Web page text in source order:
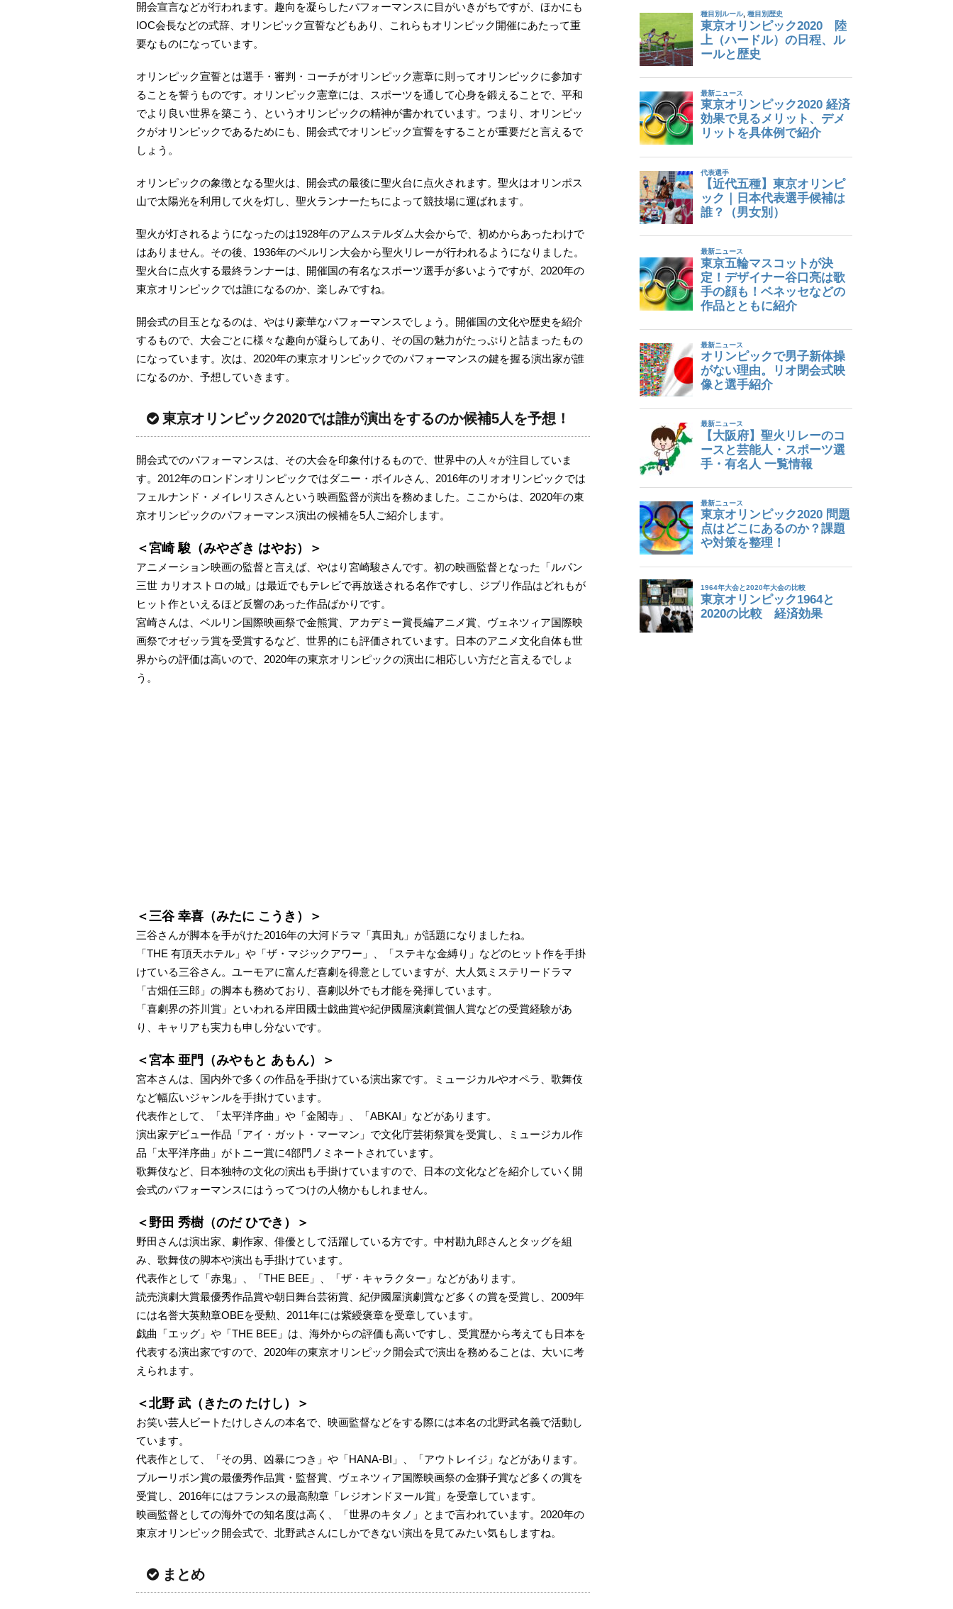
開会宣言などが行われます。趣向を凝らしたパフォーマンスに目がいきがちですが、ほかにも
IOC会長などの式辞、オリンピック宣誓などもあり、これらもオリンピック開催にあたって重
要なものになっています。
オリンピック宣誓とは選手・審判・コーチがオリンピック憲章に則ってオリンピックに参加す
ることを誓うものです。オリンピック憲章には、スポーツを通して心身を鍛えることで、平和
でより良い世界を築こう、というオリンピックの精神が書かれています。つまり、オリンピッ
クがオリンピックであるためにも、開会式でオリンピック宣誓をすることが重要だと言えるで
しょう。
オリンピックの象徴となる聖火は、開会式の最後に聖火台に点火されます。聖火はオリンポス
山で太陽光を利用して火を灯し、聖火ランナーたちによって競技場に運ばれます。
聖火が灯されるようになったのは1928年のアムステルダム大会からで、初めからあったわけで
はありません。その後、1936年のベルリン大会から聖火リレーが行われるようになりました。
聖火台に点火する最終ランナーは、開催国の有名なスポーツ選手が多いようですが、2020年の
東京オリンピックでは誰になるのか、楽しみですね。
開会式の目玉となるのは、やはり豪華なパフォーマンスでしょう。開催国の文化や歴史を紹介
するもので、大会ごとに様々な趣向が凝らしてあり、その国の魅力がたっぷりと詰まったもの
になっています。次は、2020年の東京オリンピックでのパフォーマンスの鍵を握る演出家が誰
になるのか、予想していきます。
東京オリンピック2020では誰が演出をするのか候補5人を予想！
開会式でのパフォーマンスは、その大会を印象付けるもので、世界中の人々が注目していま
す。2012年のロンドンオリンピックではダニー・ボイルさん、2016年のリオオリンピックでは
フェルナンド・メイレリスさんという映画監督が演出を務めました。ここからは、2020年の東
京オリンピックのパフォーマンス演出の候補を5人ご紹介します。
＜宮崎 駿（みやざき はやお）＞
アニメーション映画の監督と言えば、やはり宮崎駿さんです。初の映画監督となった「ルパン
三世 カリオストロの城」は最近でもテレビで再放送される名作ですし、ジブリ作品はどれもが
ヒット作といえるほど反響のあった作品ばかりです。
宮崎さんは、ベルリン国際映画祭で金熊賞、アカデミー賞長編アニメ賞、ヴェネツィア国際映
画祭でオゼッラ賞を受賞するなど、世界的にも評価されています。日本のアニメ文化自体も世
界からの評価は高いので、2020年の東京オリンピックの演出に相応しい方だと言えるでしょ
う。
＜三谷 幸喜（みたに こうき）＞
三谷さんが脚本を手がけた2016年の大河ドラマ「真田丸」が話題になりましたね。
「THE 有頂天ホテル」や「ザ・マジックアワー」、「ステキな金縛り」などのヒット作を手掛
けている三谷さん。ユーモアに富んだ喜劇を得意としていますが、大人気ミステリードラマ
「古畑任三郎」の脚本も務めており、喜劇以外でも才能を発揮しています。
「喜劇界の芥川賞」といわれる岸田國士戯曲賞や紀伊國屋演劇賞個人賞などの受賞経験があ
り、キャリアも実力も申し分ないです。
＜宮本 亜門（みやもと あもん）＞
宮本さんは、国内外で多くの作品を手掛けている演出家です。ミュージカルやオペラ、歌舞伎
など幅広いジャンルを手掛けています。
代表作として、「太平洋序曲」や「金閣寺」、「ABKAI」などがあります。
演出家デビュー作品「アイ・ガット・マーマン」で文化庁芸術祭賞を受賞し、ミュージカル作
品「太平洋序曲」がトニー賞に4部門ノミネートされています。
歌舞伎など、日本独特の文化の演出も手掛けていますので、日本の文化などを紹介していく開
会式のパフォーマンスにはうってつけの人物かもしれません。
＜野田 秀樹（のだ ひでき）＞
野田さんは演出家、劇作家、俳優として活躍している方です。中村勘九郎さんとタッグを組
み、歌舞伎の脚本や演出も手掛けています。
代表作として「赤鬼」、「THE BEE」、「ザ・キャラクター」などがあります。
読売演劇大賞最優秀作品賞や朝日舞台芸術賞、紀伊國屋演劇賞など多くの賞を受賞し、2009年
には名誉大英勲章OBEを受勲、2011年には紫綬褒章を受章しています。
戯曲「エッグ」や「THE BEE」は、海外からの評価も高いですし、受賞歴から考えても日本を
代表する演出家ですので、2020年の東京オリンピック開会式で演出を務めることは、大いに考
えられます。
＜北野 武（きたの たけし）＞
お笑い芸人ビートたけしさんの本名で、映画監督などをする際には本名の北野武名義で活動し
ています。
代表作として、「その男、凶暴につき」や「HANA-BI」、「アウトレイジ」などがあります。
ブルーリボン賞の最優秀作品賞・監督賞、ヴェネツィア国際映画祭の金獅子賞など多くの賞を
受賞し、2016年にはフランスの最高勲章「レジオンドヌール賞」を受章しています。
映画監督としての海外での知名度は高く、「世界のキタノ」とまで言われています。2020年の
東京オリンピック開会式で、北野武さんにしかできない演出を見てみたい気もしますね。
まとめ